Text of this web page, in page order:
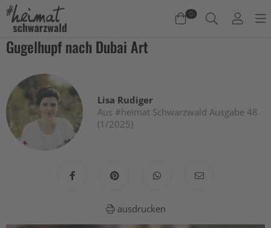
0
Warenkorb
Es befinden sich keine Produkte im Warenkorb.
Jetzt einkaufen
Gugelhupf nach Dubai Art
Lisa Rudiger
Aus #heimat Schwarzwald Ausgabe 48
(1/2025)
ausdrucken